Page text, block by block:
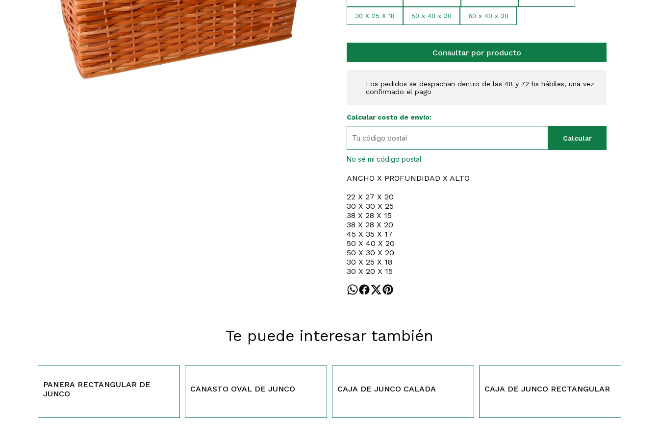
30 X 25 X 18 50 x 40 x 30 60 x 40 x 30
Consultar por producto
Los pedidos se despachan dentro de las 48 y 72 hs hábiles, una vez
confirmado el pago
Calcular costo de envío:
Calcular
No sé mi código postal
ANCHO X PROFUNDIDAD X ALTO
22 X 27 X 20
30 X 30 X 25
38 X 28 X 15
38 X 28 X 20
45 X 35 X 17
50 X 40 X 20
50 X 30 X 20
30 X 25 X 18
30 X 20 X 15
Te puede interesar también
PANERA RECTANGULAR DE
JUNCO
CANASTO OVAL DE JUNCO CAJA DE JUNCO CALADA CAJA DE JUNCO RECTANGULAR